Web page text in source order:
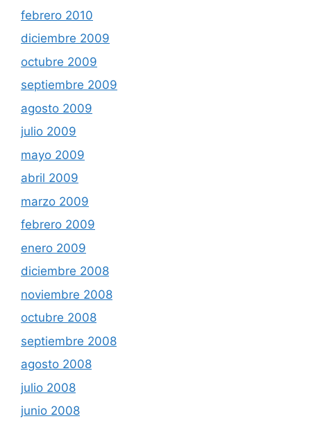
febrero 2010
diciembre 2009
octubre 2009
septiembre 2009
agosto 2009
julio 2009
mayo 2009
abril 2009
marzo 2009
febrero 2009
enero 2009
diciembre 2008
noviembre 2008
octubre 2008
septiembre 2008
agosto 2008
julio 2008
junio 2008